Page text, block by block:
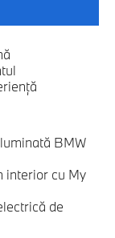
BMW
interior cu My
de